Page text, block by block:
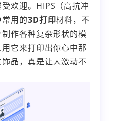
欢迎。HIPS（高抗冲
用的3D打印材料，不
作各种复杂形状的模
它来打印出你心中那
品，真是让人激动不